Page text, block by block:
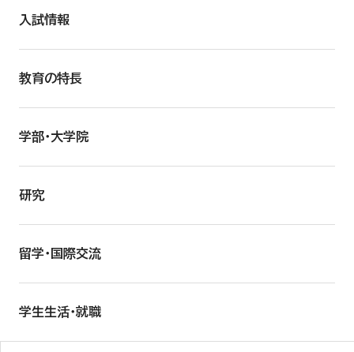
入試情報
教育の特長
学部・大学院
研究
留学・国際交流
学生生活・就職